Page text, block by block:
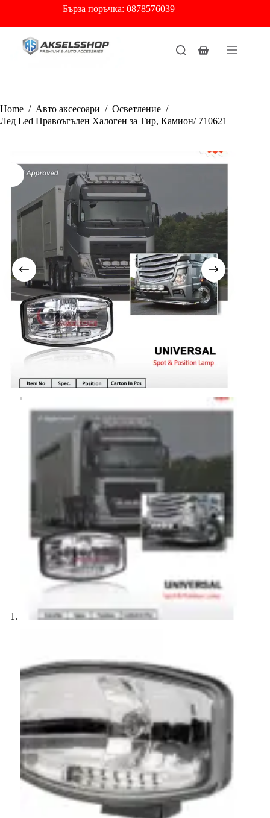
content
Бърза поръчка: 0878576039
Shopping
Home / Авто аксесоари / Осветление /
Лед Led Правоъгълен Халоген за Тир, Камион/ 710621